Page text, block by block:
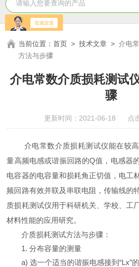
当前位置：首页 >技术文章 >介电
方法与步骤
介电常数介质损耗测试
骤
更新时间：2021-06-18 点
介电常数介质损耗测试仪能在较高
量高频电感或谐振回路的Q值，电感器
电容器的电容量和损耗角正切值，电工
频回路有效并联及串联电阻，传输线的
质损耗测试仪用于科研机关、学校、工
材料性能的应用研究。
介质损耗测试方法与步骤：
1. 分布容量的测量
a) 选一个适当的谐振电感接到“Lx”的